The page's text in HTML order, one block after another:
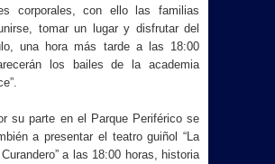
corporales, con ello las familias
tomar un lugar y disfrutar del
una hora más tarde a las 18:00
los bailes de la academia
su parte en el Parque Periférico se
a presentar el teatro guiñol “La
a las 18:00 horas, historia